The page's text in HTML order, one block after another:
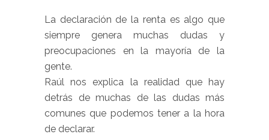
La declaración de la renta es algo que
siempre genera muchas dudas y
preocupaciones en la mayoría de la
gente.
Raúl nos explica la realidad que hay
detrás de muchas de las dudas más
comunes que podemos tener a la hora
de declarar.